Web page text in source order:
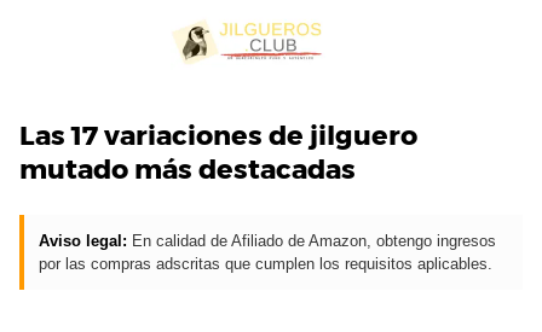
Las 17 variaciones de jilguero
mutado más destacadas
Aviso legal: En calidad de Afiliado de Amazon, obtengo ingresos
por las compras adscritas que cumplen los requisitos aplicables.